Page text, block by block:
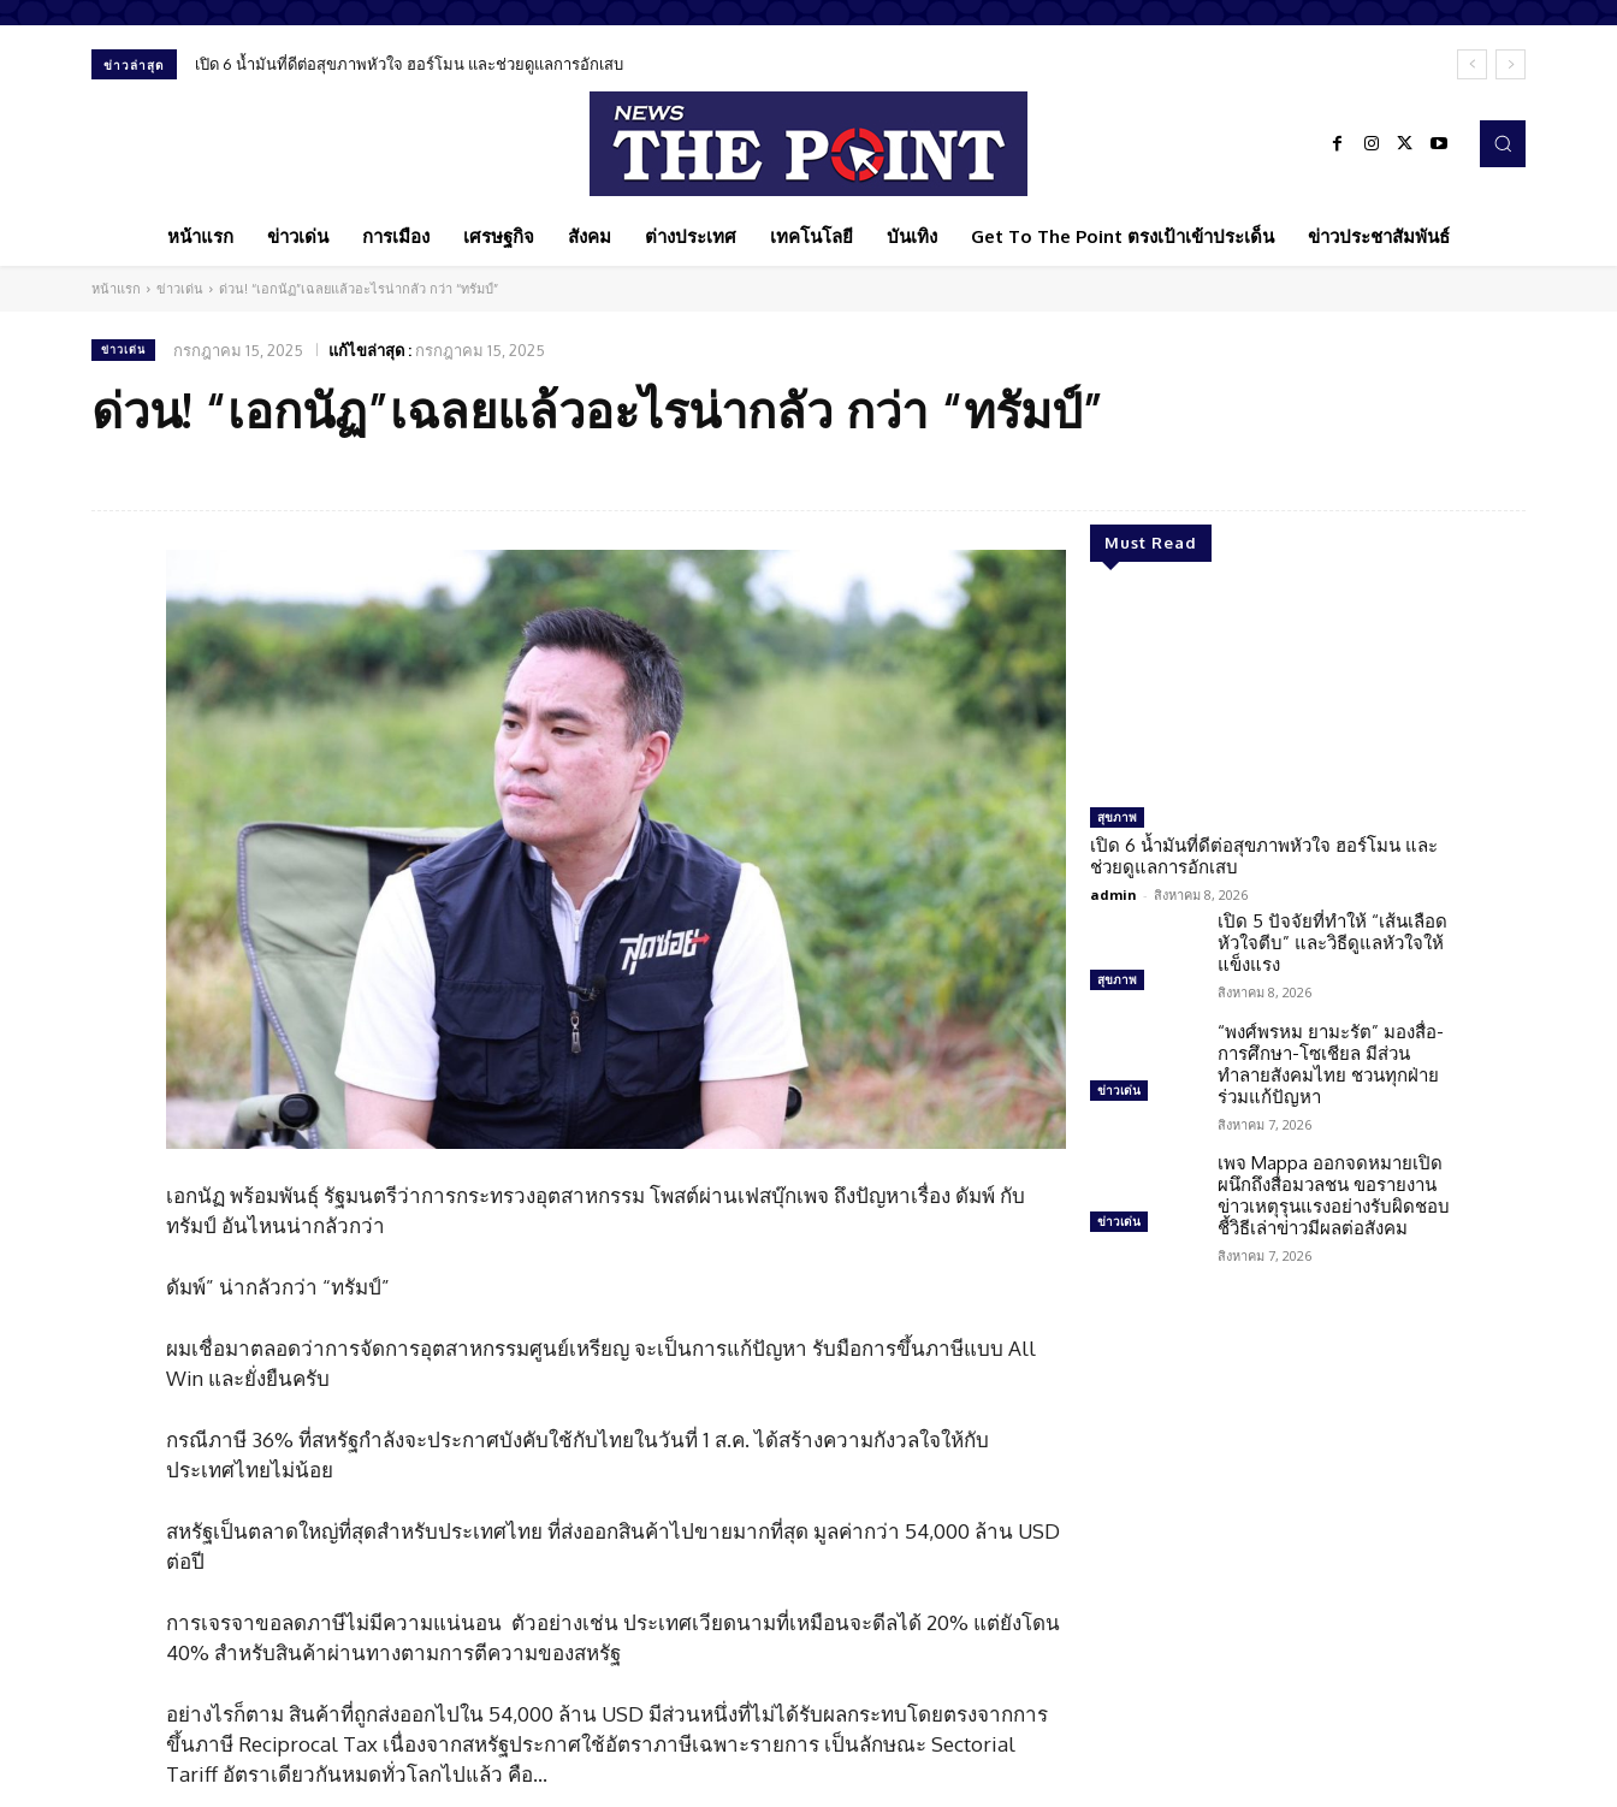
ข่าวล่าสุด เปิด 6 น้ำมันที่ดีต่อสุขภาพหัวใจ ฮอร์โมน และช่วยดูแลการอักเสบ
หน้าแรก ข่าวเด่น การเมือง เศรษฐกิจ สังคม ต่างประเทศ เทคโนโลยี บันเทิง Get To The Point ตรงเป้าเข้าประเด็น ข่าวประชาสัมพันธ์
หน้าแรก ข่าวเด่น ด่วน! “เอกนัฏ”เฉลยแล้วอะไรน่ากลัว กว่า “ทรัมป์”
ข่าวเด่น กรกฎาคม 15, 2025 แก้ไขล่าสุด : กรกฎาคม 15, 2025
ด่วน! “เอกนัฏ”เฉลยแล้วอะไรน่ากลัว กว่า “ทรัมป์”
เอกนัฏ พร้อมพันธุ์ รัฐมนตรีว่าการกระทรวงอุตสาหกรรม โพสต์ผ่านเฟสบุ๊กเพจ ถึงปัญหาเรื่อง ดัมพ์ กับ
ทรัมป์ อันไหนน่ากลัวกว่า
ดัมพ์” น่ากลัวกว่า “ทรัมป์”
ผมเชื่อมาตลอดว่าการจัดการอุตสาหกรรมศูนย์เหรียญ จะเป็นการแก้ปัญหา รับมือการขึ้นภาษีแบบ All
Win และยั่งยืนครับ
กรณีภาษี 36% ที่สหรัฐกำลังจะประกาศบังคับใช้กับไทยในวันที่ 1 ส.ค. ได้สร้างความกังวลใจให้กับ
ประเทศไทยไม่น้อย
สหรัฐเป็นตลาดใหญ่ที่สุดสำหรับประเทศไทย ที่ส่งออกสินค้าไปขายมากที่สุด มูลค่ากว่า 54,000 ล้าน USD
ต่อปี
การเจรจาขอลดภาษีไม่มีความแน่นอน ตัวอย่างเช่น ประเทศเวียดนามที่เหมือนจะดีลได้ 20% แต่ยังโดน
40% สำหรับสินค้าผ่านทางตามการตีความของสหรัฐ
อย่างไรก็ตาม สินค้าที่ถูกส่งออกไปใน 54,000 ล้าน USD มีส่วนหนึ่งที่ไม่ได้รับผลกระทบโดยตรงจากการ
ขึ้นภาษี Reciprocal Tax เนื่องจากสหรัฐประกาศใช้อัตราภาษีเฉพาะรายการ เป็นลักษณะ Sectorial
Tariff อัตราเดียวกันหมดทั่วโลกไปแล้ว คือ…
Must Read
สุขภาพ
เปิด 6 น้ำมันที่ดีต่อสุขภาพหัวใจ ฮอร์โมน และ
ช่วยดูแลการอักเสบ
admin - สิงหาคม 8, 2026
สุขภาพ
เปิด 5 ปัจจัยที่ทำให้ “เส้นเลือด
หัวใจตีบ” และวิธีดูแลหัวใจให้
แข็งแรง
สิงหาคม 8, 2026
ข่าวเด่น
“พงศ์พรหม ยามะรัต” มองสื่อ-
การศึกษา-โซเชียล มีส่วน
ทำลายสังคมไทย ชวนทุกฝ่าย
ร่วมแก้ปัญหา
สิงหาคม 7, 2026
ข่าวเด่น
เพจ Mappa ออกจดหมายเปิด
ผนึกถึงสื่อมวลชน ขอรายงาน
ข่าวเหตุรุนแรงอย่างรับผิดชอบ
ชี้วิธีเล่าข่าวมีผลต่อสังคม
สิงหาคม 7, 2026